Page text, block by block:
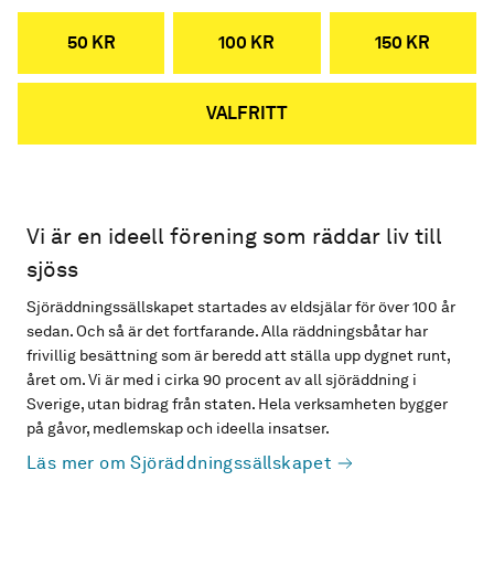
50 KR 100 KR 150 KR
VALFRITT
Vi är en ideell förening som räddar liv till
sjöss
Sjöräddningssällskapet startades av eldsjälar för över 100 år
sedan. Och så är det fortfarande. Alla räddningsbåtar har
frivillig besättning som är beredd att ställa upp dygnet runt,
året om. Vi är med i cirka 90 procent av all sjöräddning i
Sverige, utan bidrag från staten. Hela verksamheten bygger
på gåvor, medlemskap och ideella insatser.
Läs mer om Sjöräddningssällskapet